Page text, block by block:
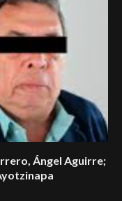
Ángel Aguirre;